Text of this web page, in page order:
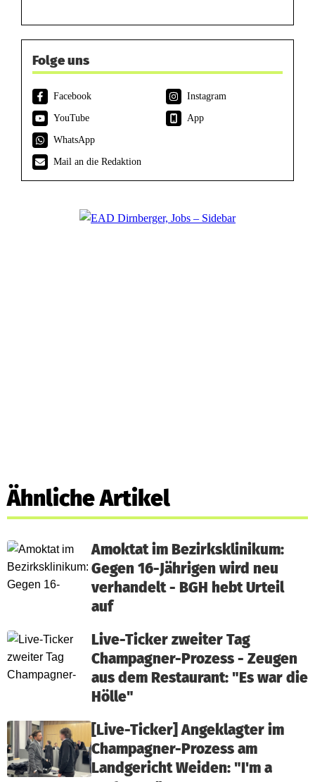
Folge uns
Facebook
Instagram
YouTube
App
WhatsApp
Mail an die Redaktion
Ähnliche Artikel
Amoktat im Bezirksklinikum:
Gegen 16-Jährigen wird neu
verhandelt - BGH hebt Urteil
auf
Live-Ticker zweiter Tag
Champagner-Prozess - Zeugen
aus dem Restaurant: "Es war die
Hölle"
[Live-Ticker] Angeklagter im
Champagner-Prozess am
Landgericht Weiden: "I'm a